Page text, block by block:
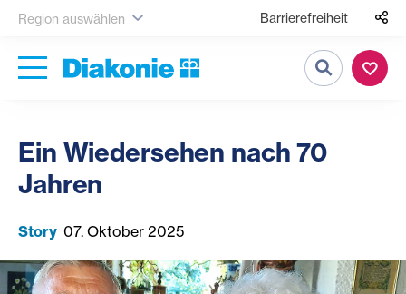
Region auswählen Barrierefreiheit
Suche
Ein Wiedersehen nach 70
Jahren
Story 07. Oktober 2025